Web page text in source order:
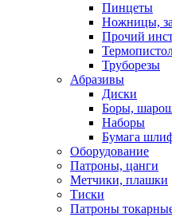
Пинцеты
Ножницы,
Прочий
Труборезы
Абразивы
Диски
Боры,
Наборы
Бумага
Оборудование
Патроны, цанги
Метчики, плашки
Тиски
Патроны